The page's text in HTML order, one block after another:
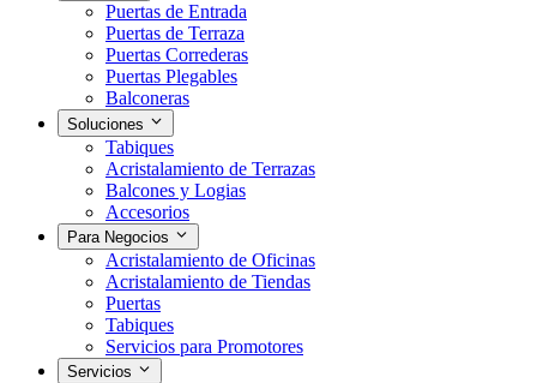
Puertas de Entrada
Puertas de Terraza
Puertas Correderas
Puertas Plegables
Balconeras
Soluciones
Tabiques
Acristalamiento de Terrazas
Balcones y Logias
Accesorios
Para Negocios
Acristalamiento de Oficinas
Acristalamiento de Tiendas
Puertas
Tabiques
Servicios para Promotores
Servicios